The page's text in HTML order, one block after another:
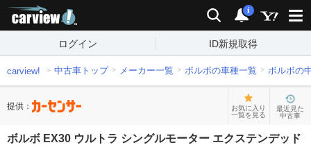
検索 通知
i
ログイン ID新規取得
carview! 中古車トップ メーカー一覧 ボルボの車種一覧 ボルボの
提供：
お気に入り
一覧を見る
最近見た
中古車
ボルボ EX30 ウルトラ シングルモーター エクステンデッド